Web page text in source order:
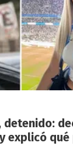
detenido:
explicó